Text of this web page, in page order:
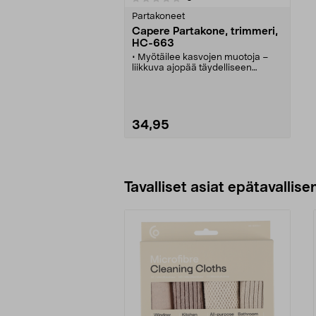
Partakoneet
Capere Partakone, trimmeri,
HC-663
• Myötäilee kasvojen muotoja –
liikkuva ajopää täydelliseen
• Ladattava akku – käyttöaika jopa
60 minuuttia.
puhdistusharja.
34,95
Tavalliset asiat